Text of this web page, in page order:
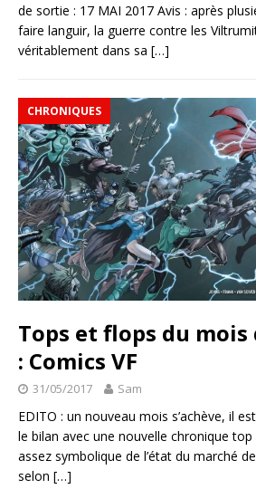
de sortie : 17 MAI 2017 Avis : après
faire languir, la guerre contre les
véritablement dans sa […]
CHRONIQUES
Tops et flops du mois
: Comics VF
31/05/2017 Sam
EDITO : un nouveau mois s’achève, il
le bilan avec une nouvelle chronique
assez symbolique de l’état du marché
selon […]